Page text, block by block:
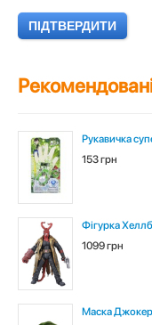
Рукавичка
153 грн
Фігурка
1099 грн
Маска